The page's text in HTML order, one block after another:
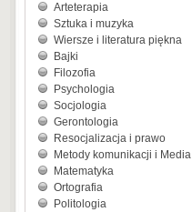
Arteterapia
Sztuka i muzyka
Wiersze i literatura piękna
Bajki
Filozofia
Psychologia
Socjologia
Gerontologia
Resocjalizacja i prawo
Metody komunikacji i Media
Matematyka
Ortografia
Politologia